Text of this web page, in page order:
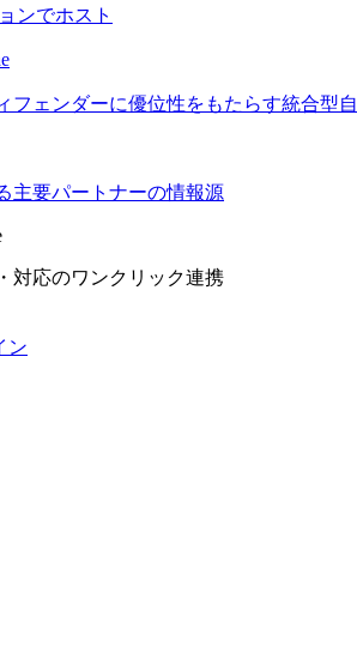
ンでホスト
フェンダーに優位性をもたらす統合型
主要パートナーの情報源
対応のワンクリック連携
ン